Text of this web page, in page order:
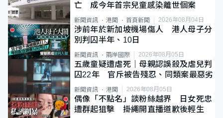
亡 成今年首宗兒童感染離世個案
新聞資訊 港聞 首頁新聞 2026年08月04日
涉前年於新加坡機場傷人 港人母子分
別判囚半年、10日
新聞資訊 兩岸國際 2026年08月05日
五歲童疑遭虐死｜母親認誤殺及虐兒判
囚22年 官斥被告殘忍、同類案最惡劣
新聞資訊 港聞 2026年08月05日
偶像「不點名」談粉絲越界 日女死忠
遭群起狙擊 掛繩開直播道歉後輕生